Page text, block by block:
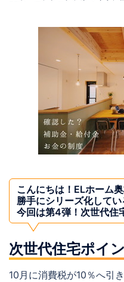
こんにちは！ELホーム奥
勝手にシリーズ化して
今回は第4弾！ 次世代住
次世代住宅ポイ
10月に消費税が10％へ引